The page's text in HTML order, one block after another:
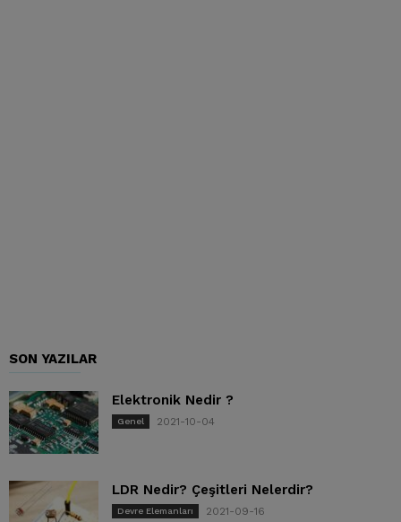
SON YAZILAR
Elektronik Nedir ?
Genel 2021-10-04
LDR Nedir? Çeşitleri Nelerdir?
Devre Elemanları 2021-09-16